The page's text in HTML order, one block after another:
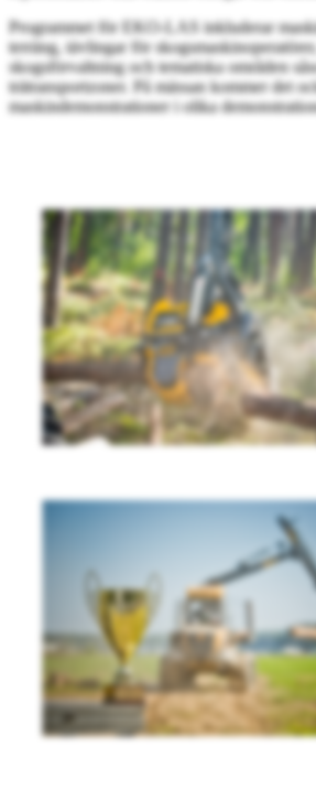
Programmet för EKO-LAS inkluderar
terräng, tävlingar för
skogsförvaltning och tematiska områden
trätransportzoner. På mässan kommer det
maskindemonstrationer i olika